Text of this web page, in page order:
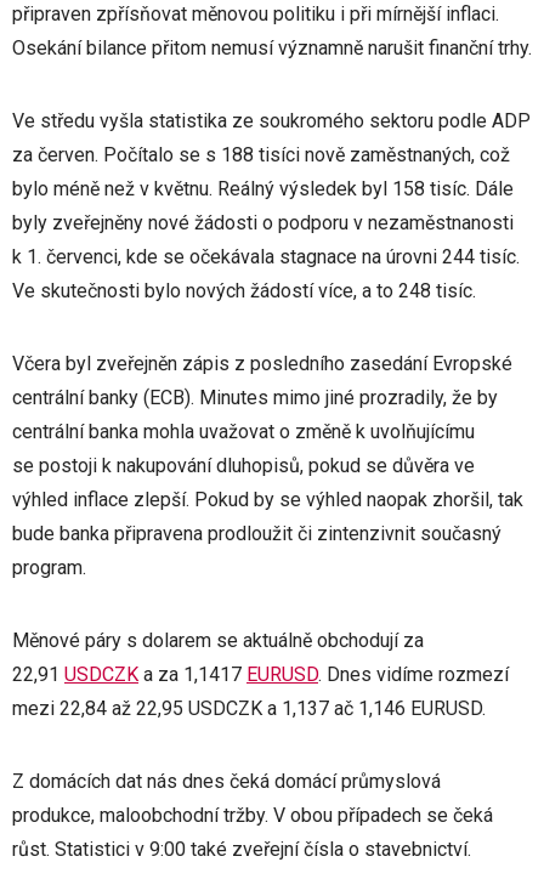
připraven zpřísňovat měnovou politiku i při mírnější inflaci.
Osekání bilance přitom nemusí významně narušit finanční trhy.
Ve středu vyšla statistika ze soukromého sektoru podle ADP
za červen. Počítalo se s 188 tisíci nově zaměstnaných, což
bylo méně než v květnu. Reálný výsledek byl 158 tisíc. Dále
byly zveřejněny nové žádosti o podporu v nezaměstnanosti
k 1. červenci, kde se očekávala stagnace na úrovni 244 tisíc.
Ve skutečnosti bylo nových žádostí více, a to 248 tisíc.
Včera byl zveřejněn zápis z posledního zasedání Evropské
centrální banky (ECB). Minutes mimo jiné prozradily, že by
centrální banka mohla uvažovat o změně k uvolňujícímu
se postoji k nakupování dluhopisů, pokud se důvěra ve
výhled inflace zlepší. Pokud by se výhled naopak zhoršil, tak
bude banka připravena prodloužit či zintenzivnit současný
program.
Měnové páry s dolarem se aktuálně obchodují za
22,91 USDCZK a za 1,1417 EURUSD. Dnes vidíme rozmezí
mezi 22,84 až 22,95 USDCZK a 1,137 ač 1,146 EURUSD.
Z domácích dat nás dnes čeká domácí průmyslová
produkce, maloobchodní tržby. V obou případech se čeká
růst. Statistici v 9:00 také zveřejní čísla o stavebnictví.